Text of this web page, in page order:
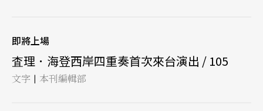
即將上場
査理．海登西岸四重奏首次來台演出 / 105
文字 | 本刊編輯部